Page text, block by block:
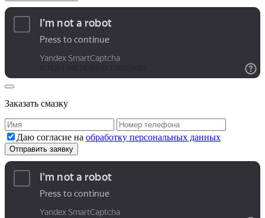
Заказать смазку
Даю согласие на обработку персональных данных